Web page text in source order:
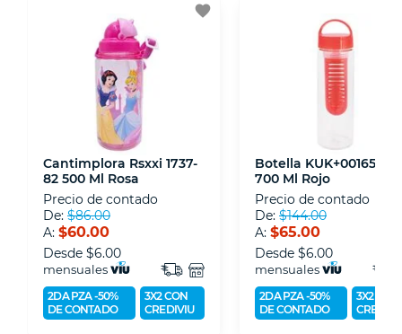
- Sello de confianza correspondiente,
disposiciones legales y Códigos de Ética de la
Asociación Mexicana de Internet (AIMX).
- Nos encontramos en la lista de socios Activos
de la Asociación de Internet.MX.
favorite
Cantimplora Rsxxi 1737-
82 500 Ml Rosa
Precio de contado
De: $86.00
A: $60.00
Desde $6.00
mensuales
2DA PZA -50%
DE CONTADO
3X2 CON
CREDIVIU
Botella KUK+00165
700 Ml Rojo
Precio de contado
De: $144.00
A: $65.00
Desde $6.00
mensuales
2DA PZA -50%
DE CONTADO
3X2 CON